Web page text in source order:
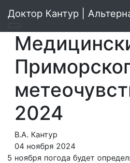
Доктор Кантур |
2024
В.А. Кантур
04 ноября 2024
5 ноября погода будет